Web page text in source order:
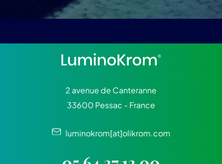
2 avenue de Canteranne
33600 Pessac - France
luminokrom[at]olikrom.com